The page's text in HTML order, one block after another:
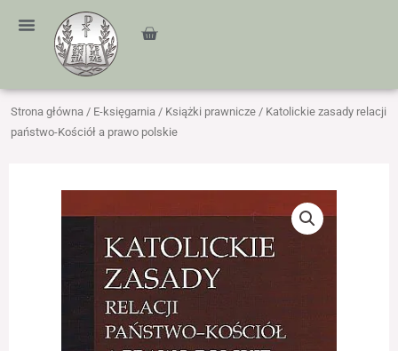
treści
Cart
Strona główna / E-księgarnia / Książki prawnicze / Katolickie zasady relacji
państwo-Kościół a prawo polskie